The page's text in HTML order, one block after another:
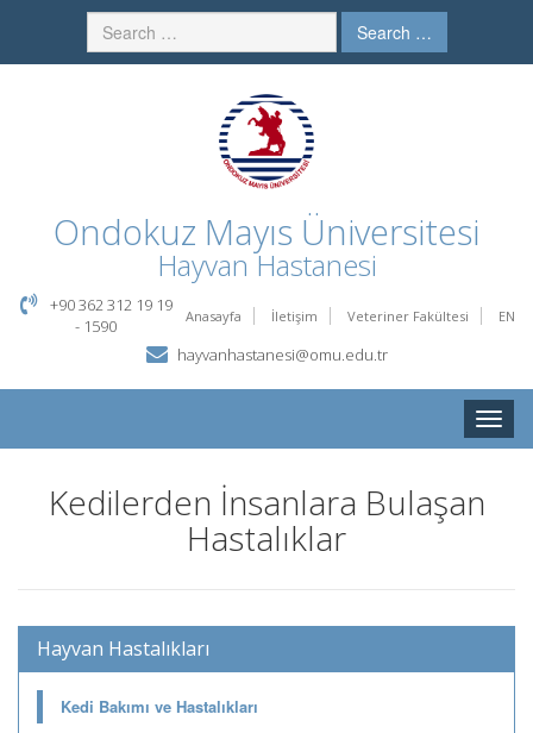
Search …
Ondokuz Mayıs Üniversitesi
Hayvan Hastanesi
Anasayfa İletişim Veteriner Fakültesi EN
+90 362 312 19 19
- 1590
hayvanhastanesi@omu.edu.tr
Toggle
Kedilerden İnsanlara Bulaşan
Hastalıklar
Hayvan Hastalıkları
Kedi Bakımı ve Hastalıkları